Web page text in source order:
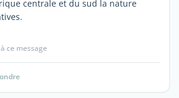
centrale et du sud la nature
ce message